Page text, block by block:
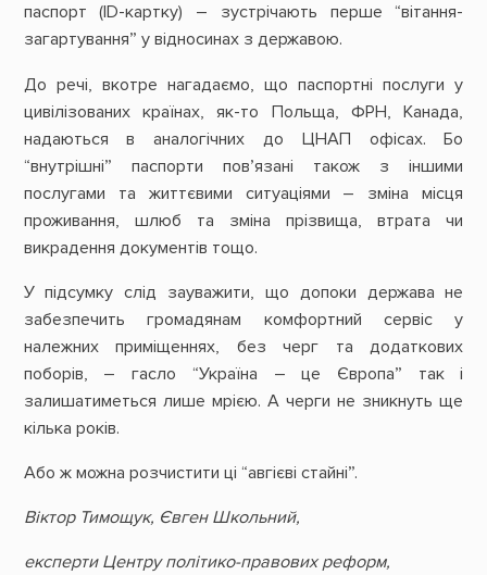
паспорт (ІD-картку) – зустрічають перше “вітання-
загартування” у відносинах з державою.
До речі, вкотре нагадаємо, що паспортні послуги у
цивілізованих країнах, як-то Польща, ФРН, Канада,
надаються в аналогічних до ЦНАП офісах. Бо
“внутрішні” паспорти пов’язані також з іншими
послугами та життєвими ситуаціями – зміна місця
проживання, шлюб та зміна прізвища, втрата чи
викрадення документів тощо.
У підсумку слід зауважити, що допоки держава не
забезпечить громадянам комфортний сервіс у
належних приміщеннях, без черг та додаткових
поборів, – гасло “Україна – це Європа” так і
залишатиметься лише мрією. А черги не зникнуть ще
кілька років.
Або ж можна розчистити ці “авгієві стайні”.
Віктор Тимощук, Євген Школьний,
експерти Центру політико-правових реформ,